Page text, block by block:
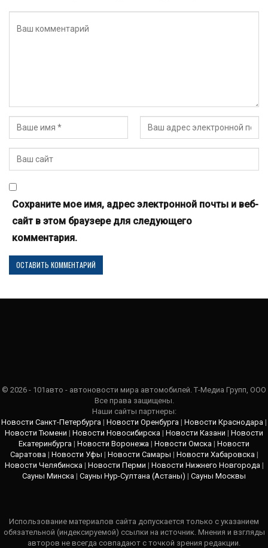
Сохраните мое имя, адрес электронной почты и веб-
сайт в этом браузере для следующего
комментария.
© 2026 - 101авто - автоновости мира автомобилей. Т-Медиа Групп, ООО
Все права защищены.
Наши сайты партнеры:
Новости Санкт-Петербурга | Новости Оренбурга | Новости Краснодара |
Новости Тюмени | Новости Новосибирска | Новости Казани | Новости
Екатеринбурга | Новости Воронежа | Новости Омска | Новости
Саратова | Новости Уфы | Новости Самары | Новости Хабаровска |
Новости Челябинска | Новости Перми | Новости Нижнего Новгорода |
Сауны Минска | Сауны Нур-Султана (Астаны) | Сауны Москвы
Использование материалов сайта допускается только с указанием
обязательной (индексируемой) ссылки на источник. Мнения и взгляды
авторов не всегда совпадают с точкой зрения редакции.